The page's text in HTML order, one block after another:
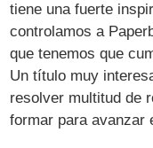
tiene una fuerte
controlamos a
que tenemos que
Un título muy
resolver multitud de
formar para avanzar